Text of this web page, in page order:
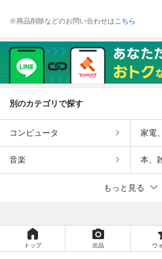
※商品削除などのお問い合わせはこちら
別のカテゴリで探す
コンピュータ 家電
音楽 本、
もっと見る
トップ 出品 ウ